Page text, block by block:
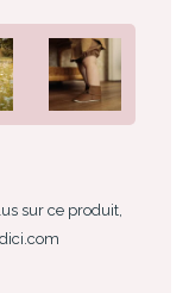
sur ce produit,